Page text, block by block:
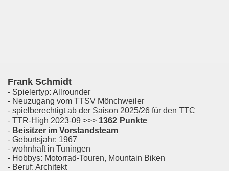
Frank Schmidt
- Spielertyp: Allrounder
- Neuzugang vom TTSV Mönchweiler
- spielberechtigt ab der Saison 2025/26 für den TTC
- TTR-High 2023-09 >>> 1362 Punkte
- Beisitzer im Vorstandsteam
- Geburtsjahr: 1967
- wohnhaft in Tuningen
- Hobbys: Motorrad-Touren, Mountain Biken
- Beruf: Architekt